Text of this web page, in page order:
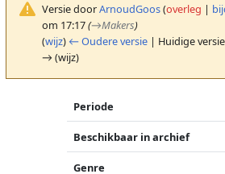
Versie doorArnoudGoos(overleg |
om 17:17(→Makers)
(wijz) ← Oudere versie| Huidige
→ (wijz)
Periode
Beschikbaar in archief
Genre